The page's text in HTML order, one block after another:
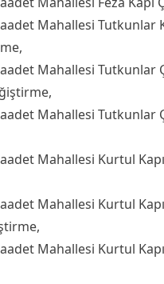
Mahallesi Tutkunlar
Mahallesi Tutkunlar
Mahallesi Tutkunlar
Mahallesi Kurtul
Mahallesi Kurtul Kapı
Mahallesi Kurtul Kapı